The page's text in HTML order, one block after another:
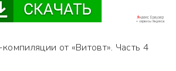
от «Витовт». Часть 4